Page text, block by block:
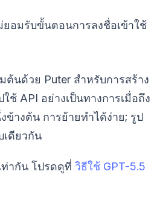
อมรับขั้นตอนการลงชื่อเข้าใช้
ต้นด้วย Puter สำหรับการสร้าง
ช้ API อย่างเป็นทางการเมื่อถึง
างต้น การย้ายทำได้ง่าย; รูป
ดียวกัน
ท่ากัน โปรดดูที่ วิธีใช้ GPT-5.5